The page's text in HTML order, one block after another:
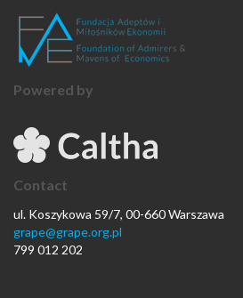
Powered by
Contact
ul. Koszykowa 59/7, 00-660 Warszawa
grape@grape.org.pl
799 012 202